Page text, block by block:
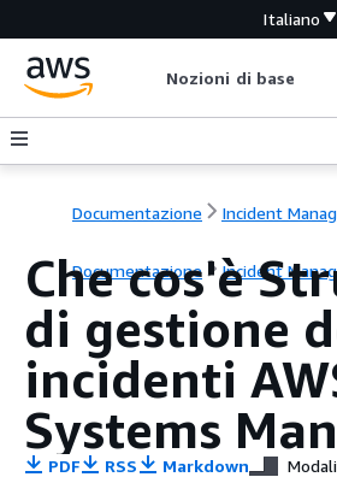
Italiano
Nozioni di base
Documentazione Incident
Documentazione Incident
Che cos'è
di gestione
incidenti
Systems
PDF RSS Markdown